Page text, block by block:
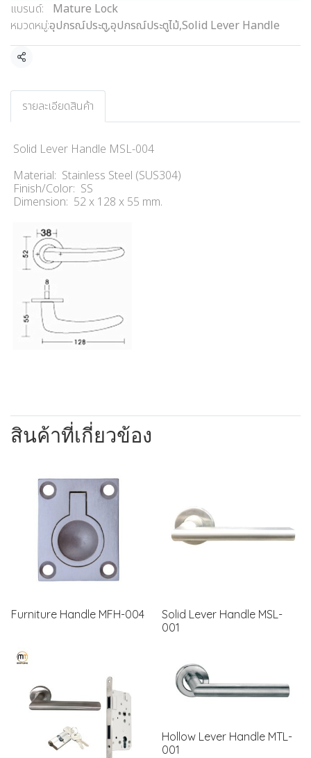
แบรนด์:
Mature Lock
หมวดหมู่:อุปกรณ์ประตู,อุปกรณ์ประตูไม้,Solid Lever Handle
แชร์
รายละเอียดสินค้า
Solid Lever Handle MSL-004
Material: Stainless Steel (SUS304)
Finish/Color: SS
Dimension: 52 x 128 x 55 mm.
สินค้าที่เกี่ยวข้อง
Furniture Handle MFH-004
Solid Lever Handle MSL-
001
Hollow Lever Handle MTL-
001